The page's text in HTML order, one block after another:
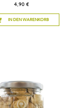
4,90 €
IN DEN WARENKORB